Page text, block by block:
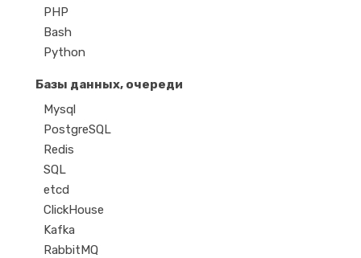
PHP
Bash
Python
Базы данных, очереди
Mysql
PostgreSQL
Redis
SQL
etcd
ClickHouse
Kafka
RabbitMQ